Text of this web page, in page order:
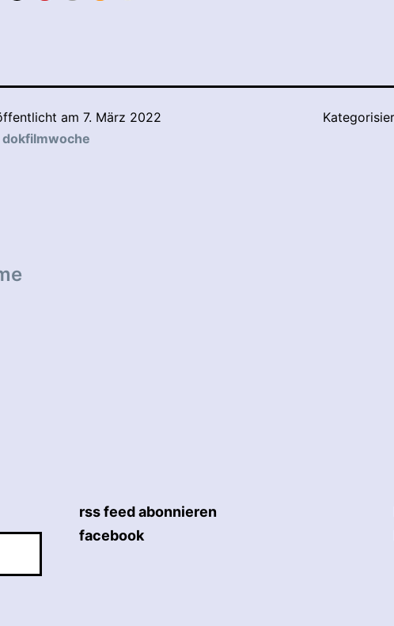
am 7. März 2022
dokfilmwoche
rss feed abonnieren
facebook